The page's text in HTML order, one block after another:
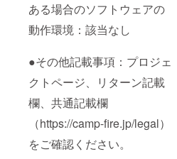
ある場合のソフトウェアの
動作環境：該当なし
●その他記載事項：プロジェ
クトページ、リターン記載
欄、共通記載欄
（https://camp-fire.jp/legal）
をご確認ください。